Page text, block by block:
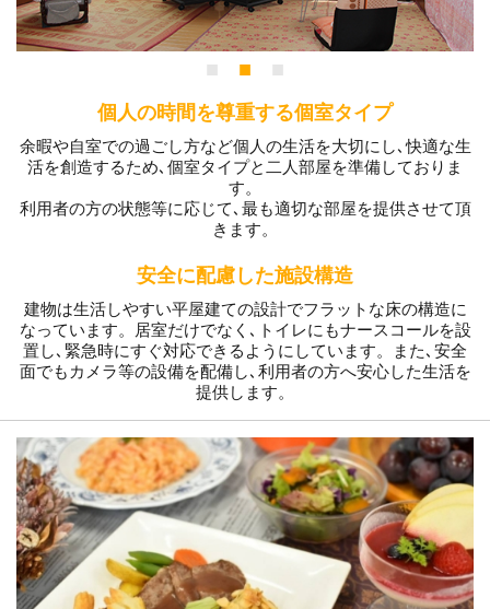
個人の時間を尊重する個室タイプ
余暇や自室での過ごし方など個人の生活を大切にし､快適な生
活を創造するため､個室タイプと二人部屋を準備しておりま
す。
利用者の方の状態等に応じて､最も適切な部屋を提供させて頂
きます。
安全に配慮した施設構造
建物は生活しやすい平屋建ての設計でフラットな床の構造に
なっています。居室だけでなく､トイレにもナースコールを設
置し､緊急時にすぐ対応できるようにしています。また､安全
面でもカメラ等の設備を配備し､利用者の方へ安心した生活を
提供します。